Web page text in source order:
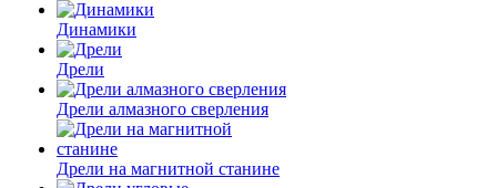
Динамики
Дрели
Дрели алмазного сверления
Дрели на магнитной станине